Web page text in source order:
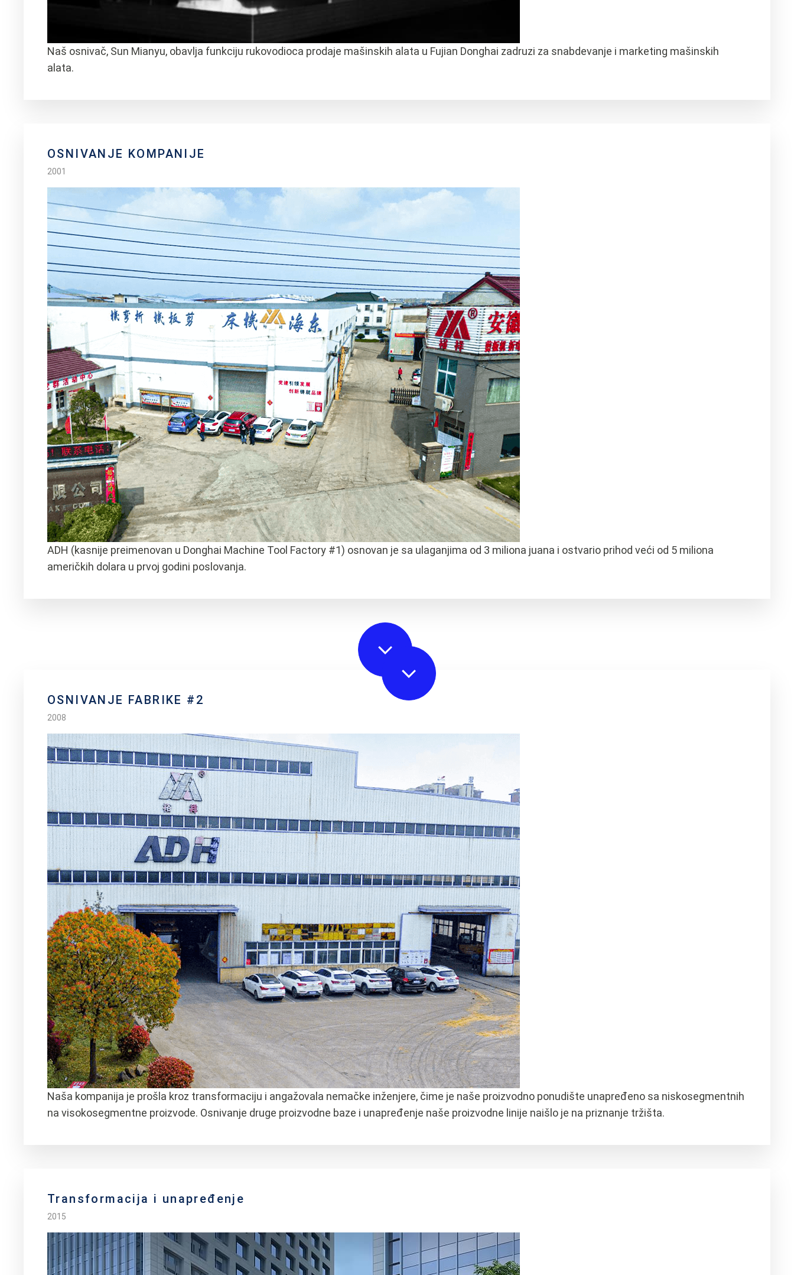
Naš osnivač, Sun Mianyu, obavlja funkciju rukovodioca prodaje mašinskih alata u Fujian Donghai zadruzi za snabdevanje i marketing mašinskih
alata.
OSNIVANJE KOMPANIJE
2001
ADH (kasnije preimenovan u Donghai Machine Tool Factory #1) osnovan je sa ulaganjima od 3 miliona juana i ostvario prihod veći od 5 miliona
američkih dolara u prvoj godini poslovanja.
OSNIVANJE FABRIKE #2
2008
Naša kompanija je prošla kroz transformaciju i angažovala nemačke inženjere, čime je naše proizvodno ponudište unapređeno sa niskosegmentnih
na visokosegmentne proizvode. Osnivanje druge proizvodne baze i unapređenje naše proizvodne linije naišlo je na priznanje tržišta.
Transformacija i unapređenje
2015